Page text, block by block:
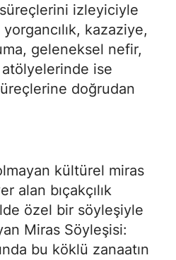
izleyiciyle
kazaziye,
geleneksel nefir,
atölyelerinde ise
doğrudan
kültürel miras
alan bıçakçılık
özel bir söyleşiyle
Miras Söyleşisi:
bu köklü zanaatın